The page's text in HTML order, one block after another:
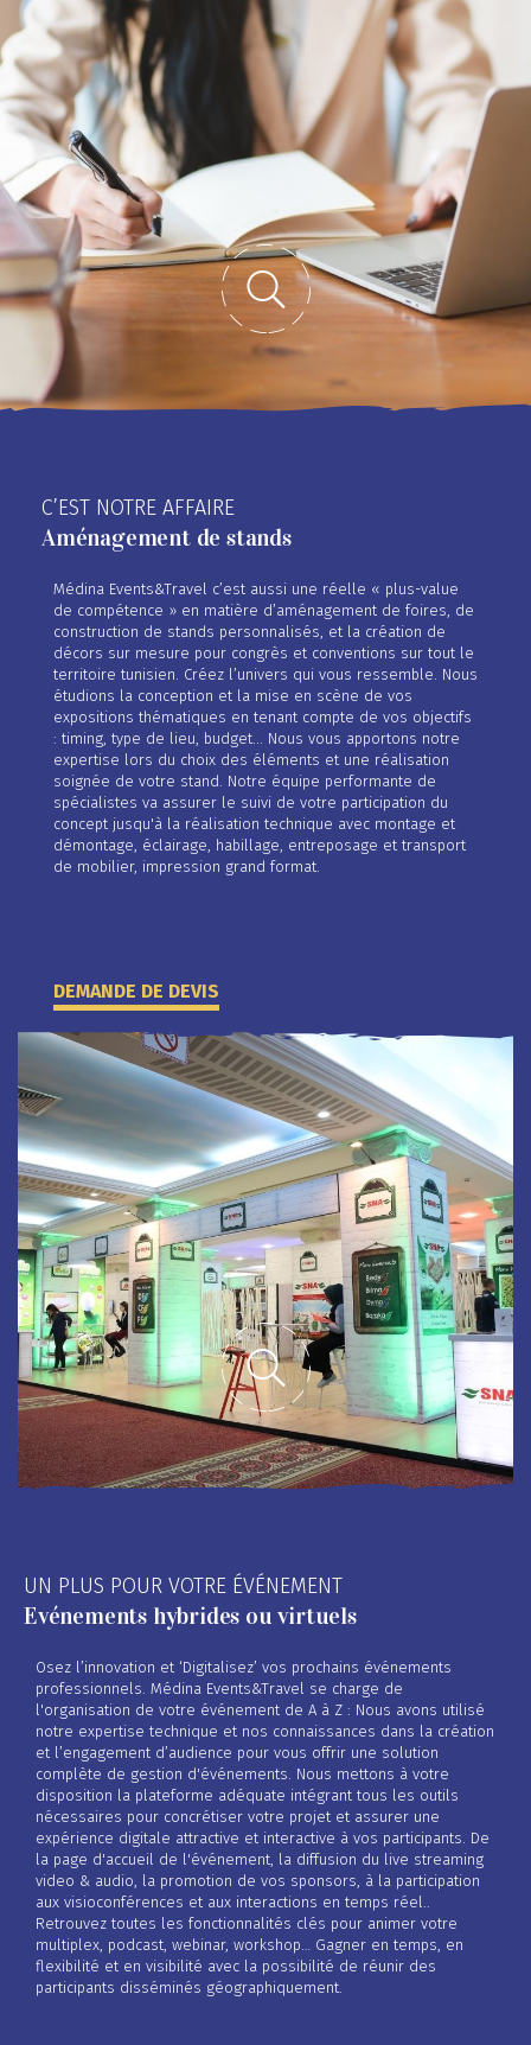
C’EST NOTRE AFFAIRE
Aménagement de stands
Médina Events&Travel c’est aussi une réelle « plus-value
de compétence » en matière d’aménagement de foires, de
construction de stands personnalisés, et la création de
décors sur mesure pour congrès et conventions sur tout le
territoire tunisien. Créez l’univers qui vous ressemble. Nous
étudions la conception et la mise en scène de vos
expositions thématiques en tenant compte de vos objectifs
: timing, type de lieu, budget... Nous vous apportons notre
expertise lors du choix des éléments et une réalisation
soignée de votre stand. Notre équipe performante de
spécialistes va assurer le suivi de votre participation du
concept jusqu'à la réalisation technique avec montage et
démontage, éclairage, habillage, entreposage et transport
de mobilier, impression grand format.
DEMANDE DE DEVIS
UN PLUS POUR VOTRE ÉVÉNEMENT
Evénements hybrides ou virtuels
Osez l’innovation et ‘Digitalisez’ vos prochains événements
professionnels. Médina Events&Travel se charge de
l'organisation de votre événement de A à Z : Nous avons utilisé
notre expertise technique et nos connaissances dans la création
et l’engagement d’audience pour vous offrir une solution
complète de gestion d'événements. Nous mettons à votre
disposition la plateforme adéquate intégrant tous les outils
nécessaires pour concrétiser votre projet et assurer une
expérience digitale attractive et interactive à vos participants. De
la page d'accueil de l'événement, la diffusion du live streaming
video & audio, la promotion de vos sponsors, à la participation
aux visioconférences et aux interactions en temps réel..
Retrouvez toutes les fonctionnalités clés pour animer votre
multiplex, podcast, webinar, workshop… Gagner en temps, en
flexibilité et en visibilité avec la possibilité de réunir des
participants disséminés géographiquement.